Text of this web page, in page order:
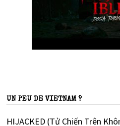
UN PEU DE VIETNAM ?
HIJACKED (Tử Chiến Trên